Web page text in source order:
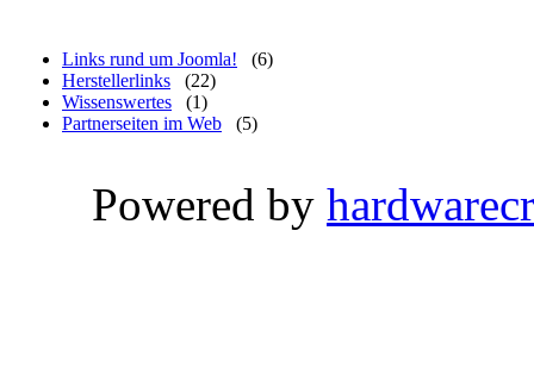
Links rund um Joomla!
(6)
Herstellerlinks
(22)
Wissenswertes
(1)
Partnerseiten im Web
(5)
Powered by